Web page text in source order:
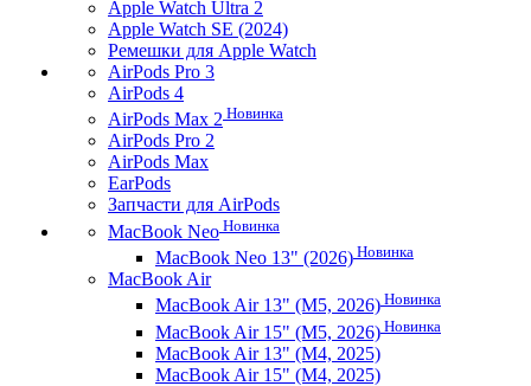
Apple Watch Ultra 2
Apple Watch SE (2024)
Ремешки для Apple Watch
AirPods Pro 3
AirPods 4
AirPods Max 2 Новинка
AirPods Pro 2
AirPods Max
EarPods
Запчасти для AirPods
MacBook Neo Новинка
MacBook Neo 13" (2026) Новинка
MacBook Air
MacBook Air 13" (M5, 2026) Новинка
MacBook Air 15" (M5, 2026) Новинка
MacBook Air 13" (M4, 2025)
MacBook Air 15" (M4, 2025)